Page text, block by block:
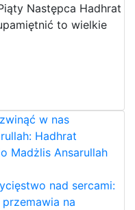
Następca Hadhrat
to wielkie
w nas
Hadhrat
Madżlis Ansarullah
nad sercami:
na